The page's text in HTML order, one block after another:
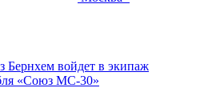
Бернхем войдет в экипаж
«Союз МС-30»